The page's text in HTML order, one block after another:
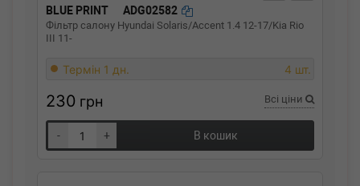
BLUE PRINT ADG02582
Фільтр салону Hyundai Solaris/Accent 1.4 12-17/Kia Rio
III 11-
Термін 1 дн. 4 шт.
230 грн Всі ціни
- + В кошик